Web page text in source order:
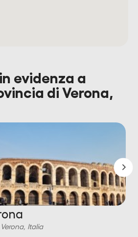
evidenza a
di Verona,
Italia